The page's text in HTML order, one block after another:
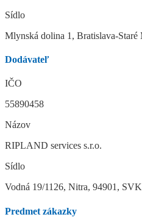
Sídlo
Mlynská dolina 1, Bratislava-
Dodávateľ
IČO
55890458
Názov
RIPLAND services s.r.o.
Sídlo
Vodná 19/1126, Nitra, 94901, SVK
Predmet zákazky